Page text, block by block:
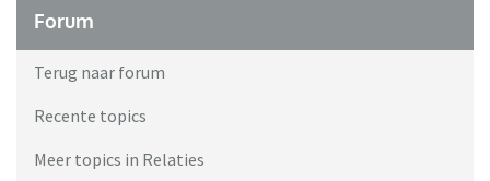
Forum
Terug naar forum
Recente topics
Meer topics in Relaties